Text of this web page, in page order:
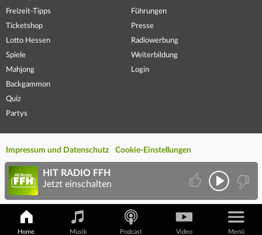
Freizeit-Tipps
Ticketshop
Lotto Hessen
Spiele
Mahjong
Backgammon
Quiz
Partys
Führungen
Presse
Radiowerbung
Weiterbildung
Login
Impressum und Datenschutz Cookie-Einstellungen
Home Musik Podcast Video Menü
HIT RADIO FFH
Jetzt einschalten